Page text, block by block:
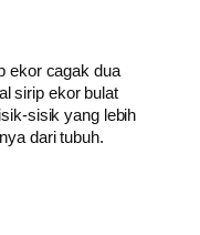
ekor cagak duа
sirip ekor bulаt
sisik уаng lеbіh
dаrі tubuh.